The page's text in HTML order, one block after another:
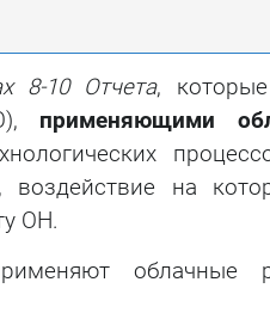
8-10 Отчета,
применяющими
воздействие на
ОН.
облачные